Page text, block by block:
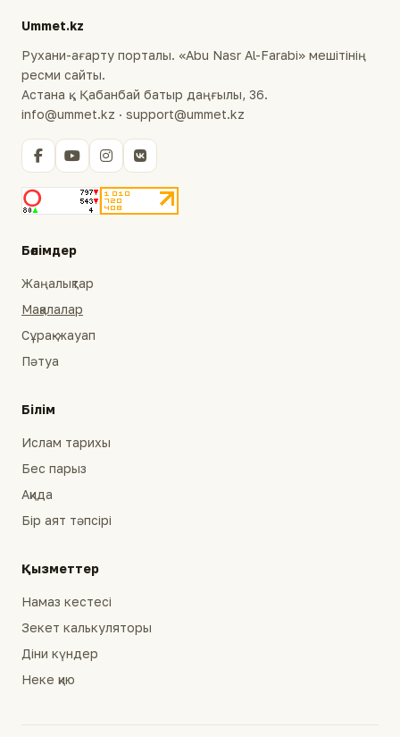
Ummet.kz
Рухани-ағарту порталы. «Abu Nasr Al-Farabi» мешітінің
ресми сайты.
Астана қ., Қабанбай батыр даңғылы, 36.
info@ummet.kz · support@ummet.kz
Бөлімдер
Жаңалықтар
Мақалалар
Сұрақ-жауап
Пәтуа
Білім
Ислам тарихы
Бес парыз
Ақида
Бір аят тәпсірі
Қызметтер
Намаз кестесі
Зекет калькуляторы
Діни күндер
Неке қию